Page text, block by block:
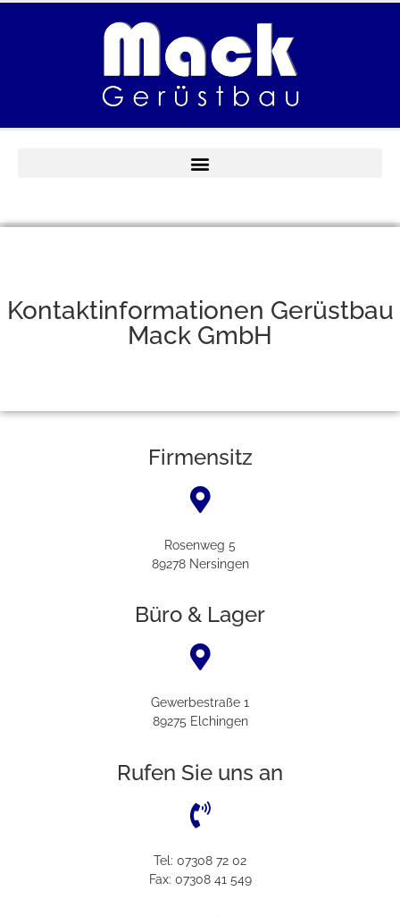
Kontaktinformationen Gerüstbau
Mack GmbH
Firmensitz
Rosenweg 5
89278 Nersingen
Büro & Lager
Gewerbestraße 1
89275 Elchingen
Rufen Sie uns an
Tel: 07308 72 02
Fax: 07308 41 549